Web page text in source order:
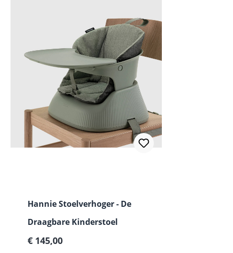
Hannie Stoelverhoger - De
Draagbare Kinderstoel
Normale prijs:
€ 145,00